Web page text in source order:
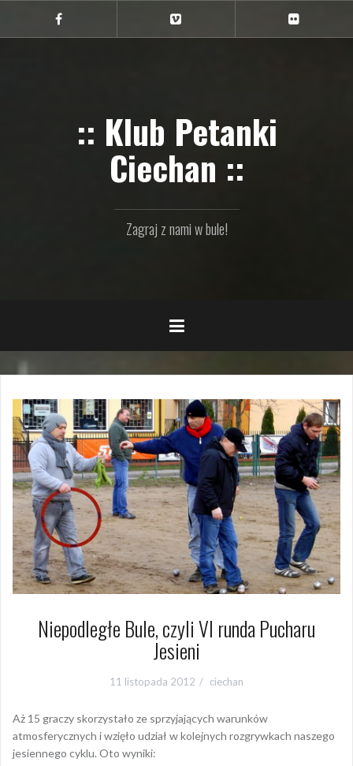
treści
Ciechan
na
na
na
:: Klub Petanki
Ciechan ::
Zagraj z nami w bule!
Niepodległe Bule, czyli VI runda Pucharu
Jesieni
11 listopada 2012 ciechan
Aż 15 graczy skorzystało ze sprzyjających warunków
atmosferycznych i wzięło udział w kolejnych rozgrywkach naszego
jesiennego cyklu. Oto wyniki: